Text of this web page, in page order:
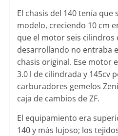
El chasis del 140 tenía
modelo, creciendo 10 cm
que el motor seis cilindros
desarrollando no entraba
chasis original. Ese motor
3.0 l de cilindrada y 145cv
carburadores gemelos
caja de cambios de ZF.
El equipamiento era
140 y más lujoso; los